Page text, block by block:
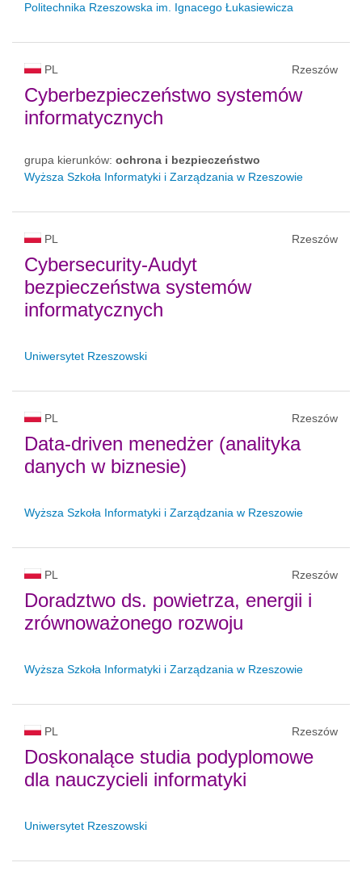
Politechnika Rzeszowska im. Ignacego Łukasiewicza
PL Rzeszów
Cyberbezpieczeństwo systemów
informatycznych
grupa kierunków: ochrona i bezpieczeństwo
Wyższa Szkoła Informatyki i Zarządzania w Rzeszowie
PL Rzeszów
Cybersecurity-Audyt
bezpieczeństwa systemów
informatycznych
Uniwersytet Rzeszowski
PL Rzeszów
Data-driven menedżer (analityka
danych w biznesie)
Wyższa Szkoła Informatyki i Zarządzania w Rzeszowie
PL Rzeszów
Doradztwo ds. powietrza, energii i
zrównoważonego rozwoju
Wyższa Szkoła Informatyki i Zarządzania w Rzeszowie
PL Rzeszów
Doskonalące studia podyplomowe
dla nauczycieli informatyki
Uniwersytet Rzeszowski